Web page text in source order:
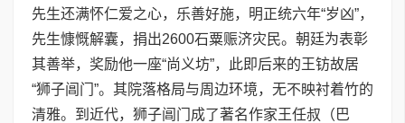
先生还满怀仁爱之心，乐善好施，明正统六年“岁凶”，
先生慷慨解囊，捐出2600石粟赈济灾民。朝廷为表彰
其善举，奖励他一座“尚义坊”，此即后来的王钫故居
“狮子阊门”。其院落格局与周边环境，无不映衬着竹的
清雅。到近代，狮子阊门成了著名作家王任叔（巴